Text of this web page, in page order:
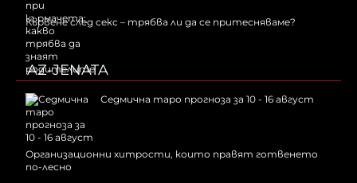
Кървене след секс – трябва ли да се притесняваме?
AZ-JENATA
Седмична таро прогноза за 10 - 16 август
Организационни хитрости, които правят готвенето
по-лесно